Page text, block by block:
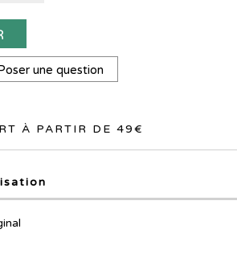
une question
À PARTIR DE 49€